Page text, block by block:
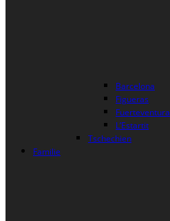
Barcelona
Figueras
Fuerteventura
L’Estartit
Tschechien
Familie